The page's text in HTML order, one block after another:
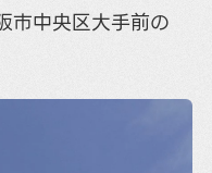
市中央区大手前の